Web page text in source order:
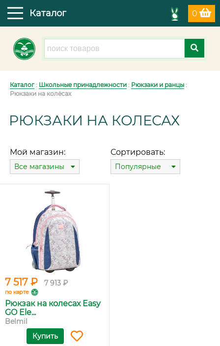
0
Каталог
Каталог: Школьные принадлежности : Рюкзаки и ранцы :
Рюкзаки на колёсах
РЮКЗАКИ НА КОЛЕСАХ
Мой магазин:
Все магазины
Сортировать:
Популярные
7 517 ₽ 7 913 ₽
по карте
Рюкзак на колесах Easy
GO Ele...
Belmil
Купить